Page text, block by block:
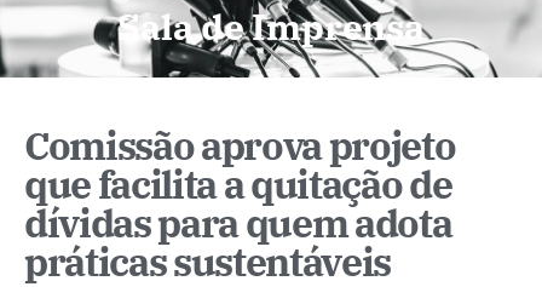
Sala de Imprensa
Comissão aprova projeto
que facilita a quitação de
dívidas para quem adota
práticas sustentáveis